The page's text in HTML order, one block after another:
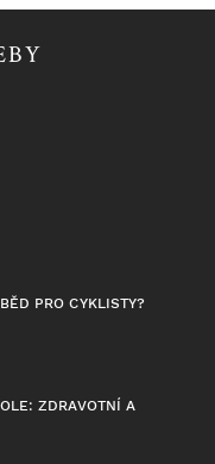
PRO CYKLISTY?
ZDRAVOTNÍ A